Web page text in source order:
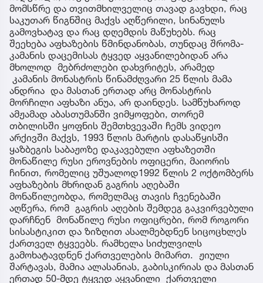
მომსწრე და თვითმხილველიც თავად გავხდი, რაც
საკუთარ წიგნშიც მაქვს აღწერილი, სინანულს
გამოვხატავ და რაც დღემდის მაწუხებს. რაც
შეეხება აფხაზების წმინდანობას, თუნდაც შრომა-
კამანის დაცემისას ტყვედ აყვანილებიდან არა
მხოლოდ მებრძოლები დახვრიტეს, არამედ
კამანის მონასტრის წინამძღვარი 25 წლის მამა
ანდრია და მასთან ერთად არც მონასტრის
მორჩილი აფხაზი ანუა, არ დაინდეს. სამწუხაროდ
ამჟამად აბასთუმანში ვიმყოფები, თორემ
თბილისში ყოფნის შემთხვევაში ჩემს ვიდეო
არქივში მაქვს, 1993 წლის მარტის დასაწყისში
ყაზბეგის საბაჟოზე დაკავებული აფხაზეთში
მონაწილე რუსი ეროვნების ოფიცერი, მაიორის
ჩინით, რომელიც უშუალოდ1992 წლის 2 ოქტომბერს
აფხაზების მხრიდან გაგრის აღებაში
მონაწილეობდა, რომელმაც თავის ჩვენებაში
აღწერა, რომ გაგრის აღების შემდეგ გაკვირვებული
დარჩნენ მონაწილე რუსი ოფიცრები, რომ როგორი
სისასტიკით და ზიზღით ასალმებდნენ სიცოცხლეს
ქართველ ტყვეებს. რამხელა სიძულვილს
გამოხატავდნენ ქართველების მიმართ. ჟიული
შარტავას, მამია ალასანიას, გაბისკირიას და მასთან
ერთად 50-მდე ტყვედ აყვანილი ქართველი